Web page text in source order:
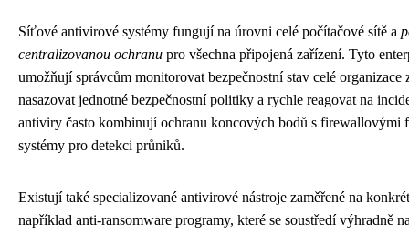
Síťové antivirové systémy fungují na úrovni celé počítačové sítě a
centralizovanou ochranu pro všechna připojená zařízení. Tyto
umožňují správcům monitorovat bezpečnostní stav celé organizace
nasazovat jednotné bezpečnostní politiky a rychle reagovat na
antiviry často kombinují ochranu koncových bodů s firewallovými
systémy pro detekci průniků.
Existují také specializované antivirové nástroje zaměřené na
například anti-ransomware programy, které se soustředí výhradně